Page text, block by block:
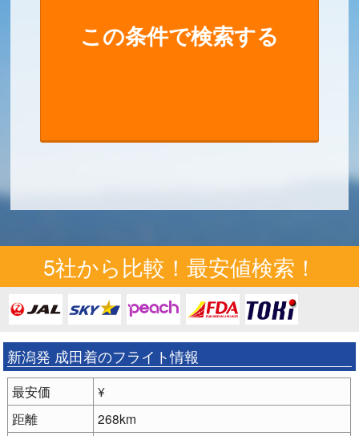
5社から比較！最安値検索！
新潟発 成田着のフライト情報
最安価
¥
距離
268km